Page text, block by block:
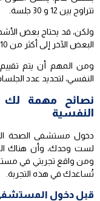
تتراوح بين 12 و 30 جلسة.
ولكن، قد يحتاج بعض
البعض الآخر إلى أكثر من 10 جلسات.
ومن المهم أن يتم
النفسي، لتحديد عدد
نصائح مهمة لك
النفسية
دخول مستشفى الصحة
لست وحدك، وأن هناك
ومن واقع تجربتي في
تُساعدك في هذه التجربة.
قبل دخول